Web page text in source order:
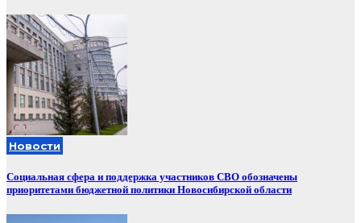
Новости
Социальная сфера и поддержка участников СВО обозначены
приоритетами бюджетной политики Новосибирской области